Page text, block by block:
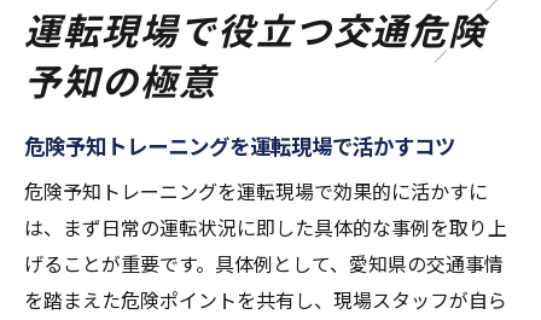
運転現場で役立つ交通危険
予知の極意
危険予知トレーニングを運転現場で活かすコツ
危険予知トレーニングを運転現場で効果的に活かすに
は、まず日常の運転状況に即した具体的な事例を取り上
げることが重要です。具体例として、愛知県の交通事情
を踏まえた危険ポイントを共有し、現場スタッフが自ら